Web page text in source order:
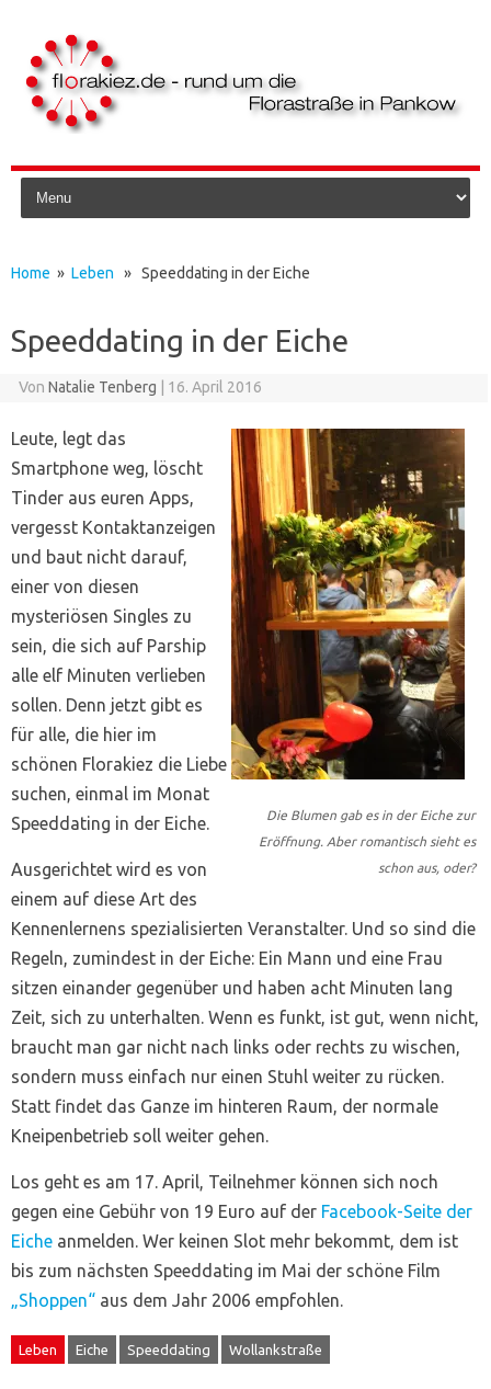
Skip to content
Home » Leben » Speeddating in der Eiche
Speeddating in der Eiche
Von Natalie Tenberg 16. April 2016
Die Blumen gab es in der Eiche zur
Eröffnung. Aber romantisch sieht es
schon aus, oder?
Leute, legt das
Smartphone weg, löscht
Tinder aus euren Apps,
vergesst Kontaktanzeigen
und baut nicht darauf,
einer von diesen
mysteriösen Singles zu
sein, die sich auf Parship
alle elf Minuten verlieben
sollen. Denn jetzt gibt es
für alle, die hier im
schönen Florakiez die Liebe
suchen, einmal im Monat
Speeddating in der Eiche.
Ausgerichtet wird es von
einem auf diese Art des
Kennenlernens spezialisierten Veranstalter. Und so sind die
Regeln, zumindest in der Eiche: Ein Mann und eine Frau
sitzen einander gegenüber und haben acht Minuten lang
Zeit, sich zu unterhalten. Wenn es funkt, ist gut, wenn nicht,
braucht man gar nicht nach links oder rechts zu wischen,
sondern muss einfach nur einen Stuhl weiter zu rücken.
Statt findet das Ganze im hinteren Raum, der normale
Kneipenbetrieb soll weiter gehen.
Los geht es am 17. April, Teilnehmer können sich noch
gegen eine Gebühr von 19 Euro auf der Facebook-Seite der
Eiche anmelden. Wer keinen Slot mehr bekommt, dem ist
bis zum nächsten Speeddating im Mai der schöne Film
„Shoppen“ aus dem Jahr 2006 empfohlen.
Leben Eiche Speeddating Wollankstraße